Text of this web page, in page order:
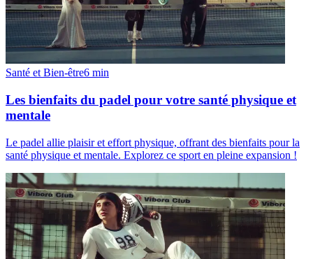
Santé et Bien-être6 min
Les bienfaits du padel pour votre santé physique et
mentale
Le padel allie plaisir et effort physique, offrant des bienfaits pour la
santé physique et mentale. Explorez ce sport en pleine expansion !